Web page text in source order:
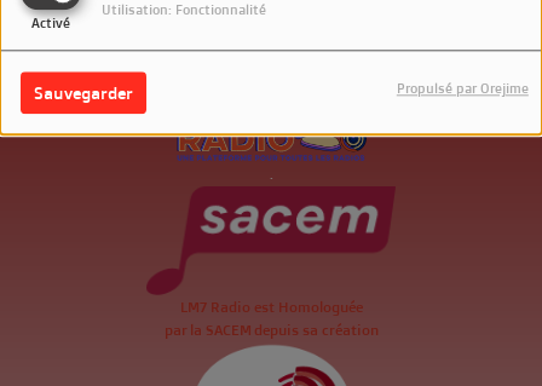
Activé
Utilisation: Fonctionnalité
Sauvegarder Propulsé par Orejime
LM7 Radio est Homologuée
par la SACEM depuis sa création